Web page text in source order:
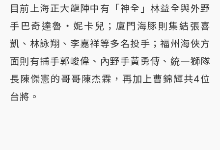
目前上海正大龍陣中有「神全」林益全與外野
手巴奇達魯・妮卡兒；廈門海豚則集結張喜
凱、林詠翔、李嘉祥等多名投手；福州海俠方
面則有捕手郭峻偉、內野手黃勇傳、統一獅隊
長陳傑憲的哥哥陳杰霖，再加上曹錦輝共4位
台將。